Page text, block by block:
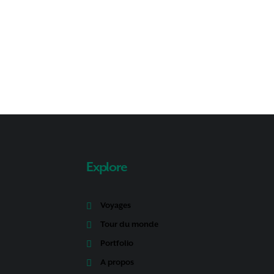
Explore
Voyages
Tour du monde
Portfolio
A propos